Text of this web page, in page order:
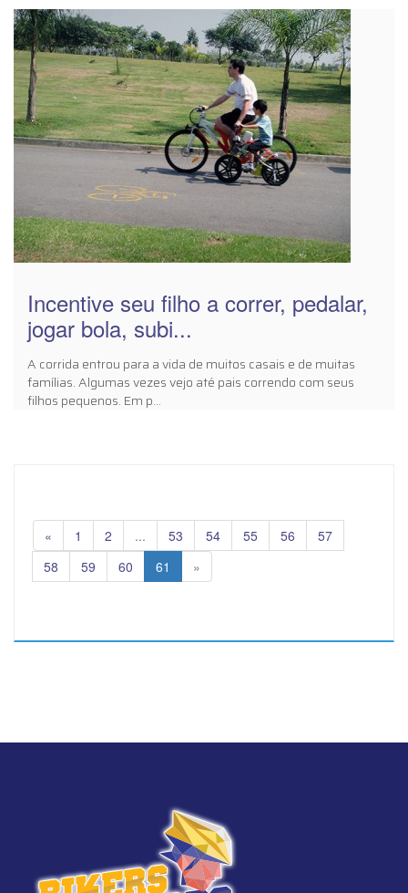
Incentive seu filho a correr, pedalar,
jogar bola, subi...
A corrida entrou para a vida de muitos casais e de muitas
famílias. Algumas vezes vejo até pais correndo com seus
filhos pequenos. Em p...
« 1 2 ... 53 54 55 56
57
58
59 60 61 »